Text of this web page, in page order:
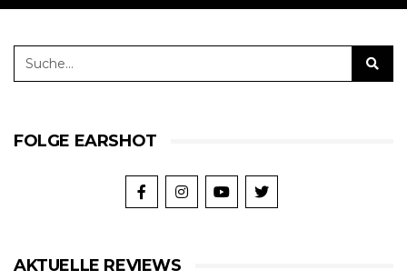
FOLGE EARSHOT
AKTUELLE REVIEWS